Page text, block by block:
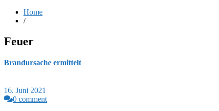
Home
/
Feuer
Brandursache ermittelt
16. Juni 2021
0 comment